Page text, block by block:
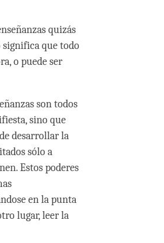
quizás
significa que todo
o puede ser
son todos
sino que
desarrollar la
sólo a
Estos poderes
en la punta
lugar, leer la